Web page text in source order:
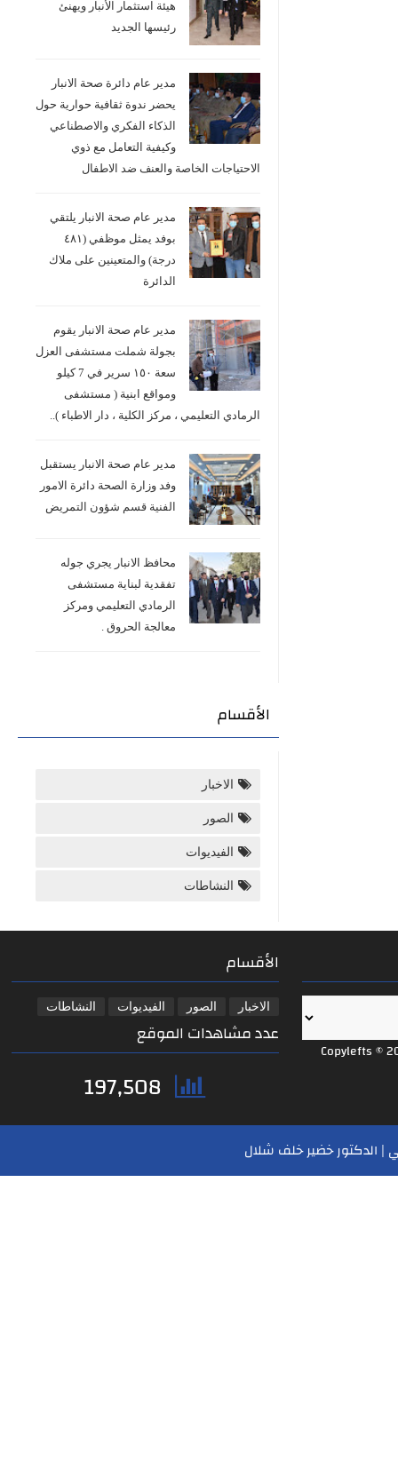
هيئة استثمار الأنبار ويهنئ
رئيسها الجديد
مدير عام دائرة صحة الانبار
يحضر ندوة ثقافية حوارية حول
الذكاء الفكري والاصطناعي
وكيفية التعامل مع ذوي
الاحتياجات الخاصة والعنف ضد الاطفال
مدير عام صحة الانبار يلتقي
بوفد يمثل موظفي (٤٨١
درجة) والمتعينين على ملاك
الدائرة
مدير عام صحة الانبار يقوم
بجولة شملت مستشفى العزل
سعة ١٥٠ سرير في 7 كيلو
ومواقع ابنية ( مستشفى
الرمادي التعليمي ، مركز الكلية ، دار الاطباء )..
مدير عام صحة الانبار يستقبل
وفد وزارة الصحة دائرة الامور
الفنية قسم شؤون التمريض
محافظ الانبار يجري جوله
تفقدية لبناية مستشفى
الرمادي التعليمي ومركز
معالجة الحروق .
الأقسام
الاخبار
الصور
الفيديوات
النشاطات
Copylefts ©
الأقسام
الاخبار الصور الفيديوات النشاطات
عدد مشاهدات الموقع
197,508
| الدكتور خضير خلف شلال